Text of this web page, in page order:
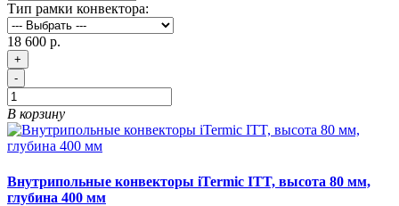
Тип рамки конвектора:
18 600 р.
+
-
В корзину
Внутрипольные конвекторы iTermic ITT, высота 80 мм,
глубина 400 мм